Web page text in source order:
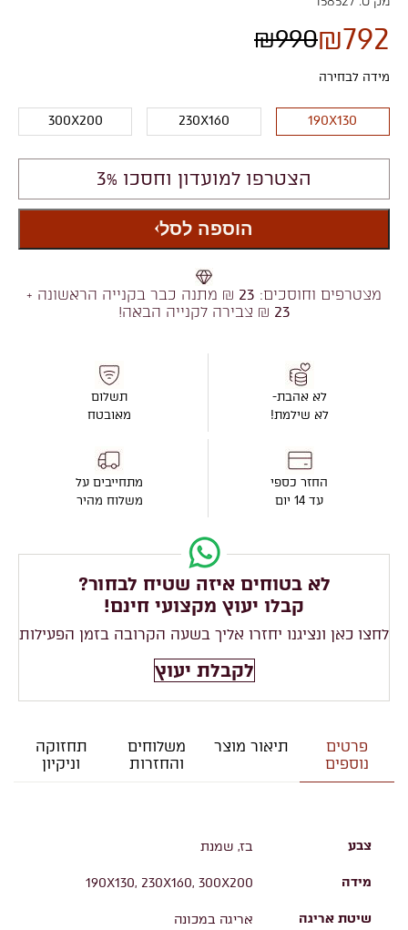
₪990₪792
מידה לבחירה
190X130
230X160
300X200
הצטרפו למועדון וחסכו 3%
הוספה לסל
מצטרפים וחוסכים: 23 ₪ מתנה כבר בקנייה הראשונה +
23 ₪ צבירה לקנייה הבאה!
לא אהבת-
לא שילמת!
החזר כספי
עד 14 יום
תשלום
מאובטח
מתחייבים על
משלוח מהיר
לא בטוחים איזה שטיח לבחור?
קבלו יעוץ מקצועי חינם!
לחצו כאן ונציגנו יחזרו אליך בשעה הקרובה בזמן הפעילות
לקבלת יעוץ
פרטים
נוספים
תיאור מוצר
משלוחים
והחזרות
תחזוקה
וניקיון
צבע בז, שמנת
מידה 190X130, 230X160, 300X200
שיטת אריגה אריגה במכונה